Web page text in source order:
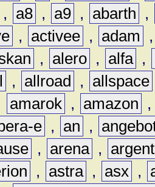
, a8 , a9 , abarth
,
, activee , adam
, alero , alfa ,
, allroad , allspace
amarok , amazon
e , an ,
, arena ,
, astra , asx ,